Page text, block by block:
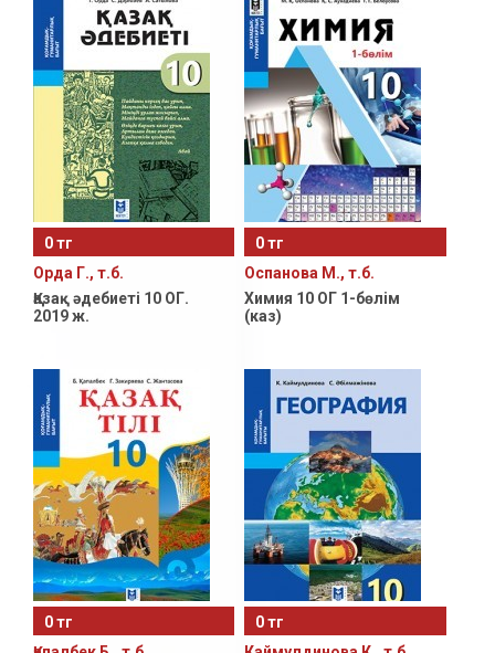
0 тг
Орда Г., т.б.
Қазақ әдебиеті 10 ОГ.
2019 ж.
0 тг
Оспанова М., т.б.
Химия 10 ОГ 1-бөлім
(каз)
0 тг
0 тг